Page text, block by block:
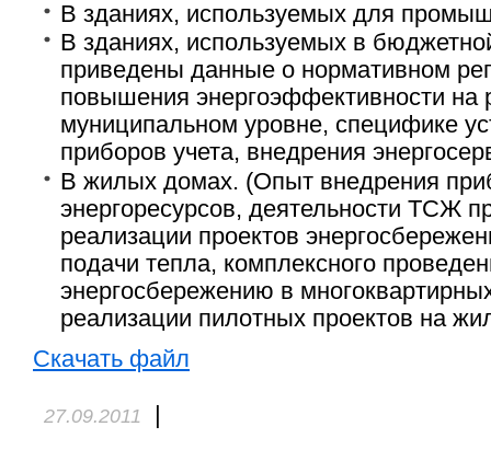
В зданиях, используемых для
В зданиях, используемых в
приведены данные о нормативном
повышения энергоэффективности на
муниципальном уровне, специфике
приборов учета, внедрения
В жилых домах. (Опыт внедрения
энергоресурсов, деятельности ТСЖ
реализации проектов
подачи тепла, комплексного
энергосбережению в
реализации пилотных проектов на
Скачать файл
27.09.2011